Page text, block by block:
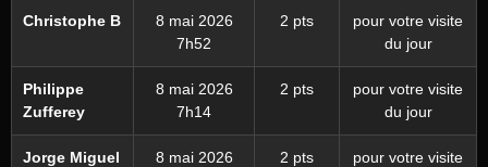
Christophe B
8 mai 2026
7h52
2 pts
pour votre visite
du jour
Philippe
Zufferey
8 mai 2026
7h14
2 pts
pour votre visite
du jour
Jorge Miguel
8 mai 2026
2 pts
pour votre visite